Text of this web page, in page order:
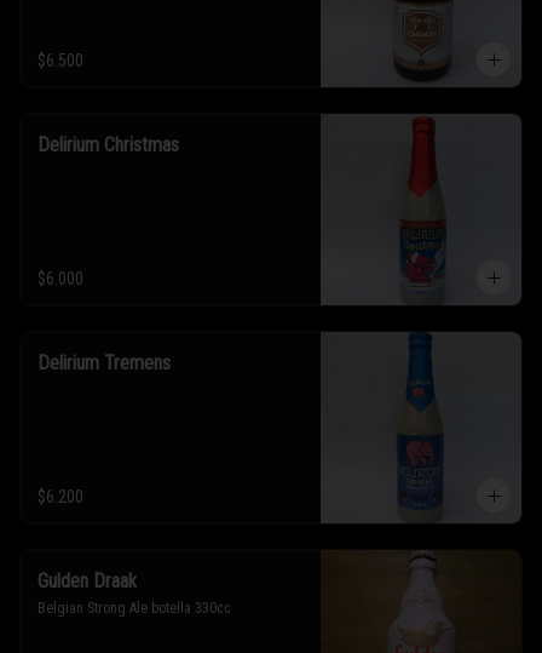
$6.500
Delirium Christmas
$6.000
Delirium Tremens
$6.200
Gulden Draak
Belgian Strong Ale botella 330cc